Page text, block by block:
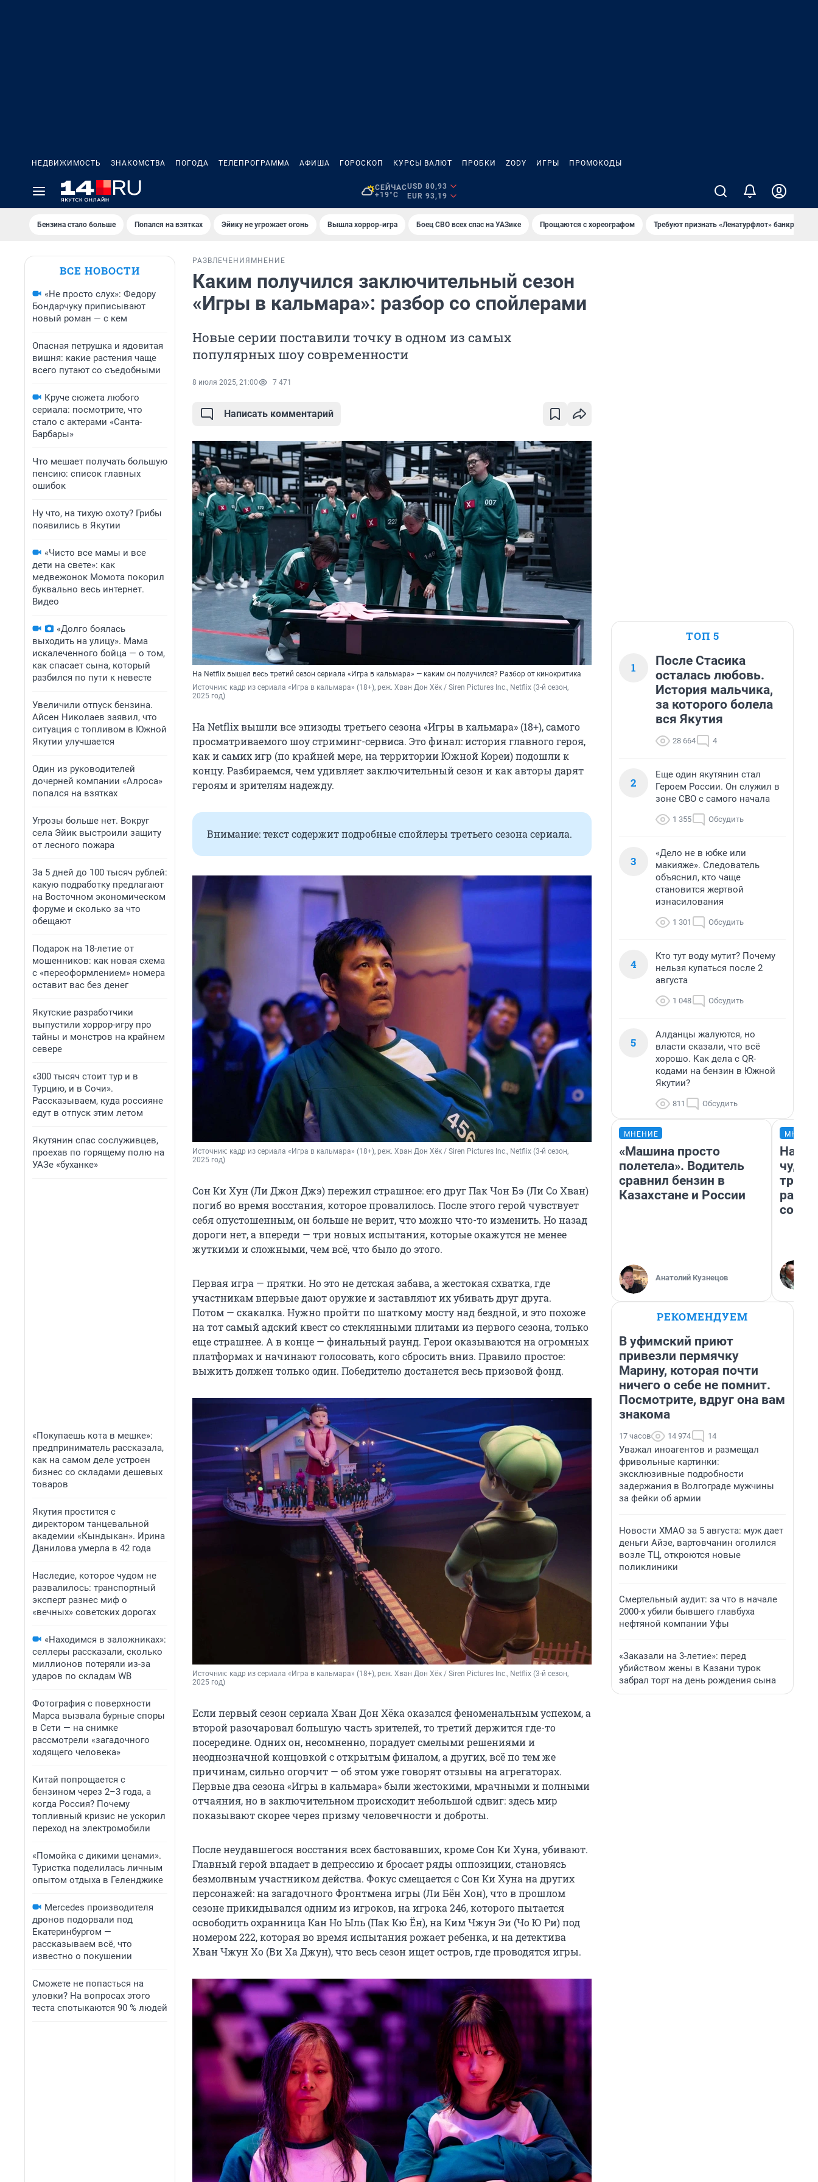
НЕДВИЖИМОСТЬ ЗНАКОМСТВА ПОГОДА ТЕЛЕПРОГРАММА АФИША ГОРОСКОП КУРСЫ ВАЛЮТ ПРОБКИ ZODY ИГРЫ ПРОМОКОДЫ
СЕЙЧАС
+19°C
USD 80,93
EUR 93,19
Бензина стало больше Попался на взятках Эйику не угрожает огонь Вышла хоррор-игра Боец СВО всех спас на УАЗике Прощаются с хореографом Требуют признать «Ленатурфлот» банкротом
ВСЕ НОВОСТИ
«Не просто слух»: Федору
Бондарчуку приписывают
новый роман — с кем
Опасная петрушка и ядовитая
вишня: какие растения чаще
всего путают со съедобными
Круче сюжета любого
сериала: посмотрите, что
стало с актерами «Санта-
Барбары»
Что мешает получать большую
пенсию: список главных
ошибок
Ну что, на тихую охоту? Грибы
появились в Якутии
«Чисто все мамы и все
дети на свете»: как
медвежонок Момота покорил
буквально весь интернет.
Видео
«Долго боялась
выходить на улицу». Мама
искалеченного бойца — о том,
как спасает сына, который
разбился по пути к невесте
Увеличили отпуск бензина.
Айсен Николаев заявил, что
ситуация с топливом в Южной
Якутии улучшается
Один из руководителей
дочерней компании «Алроса»
попался на взятках
Угрозы больше нет. Вокруг
села Эйик выстроили защиту
от лесного пожара
За 5 дней до 100 тысяч рублей:
какую подработку предлагают
на Восточном экономическом
форуме и сколько за что
обещают
Подарок на 18-летие от
мошенников: как новая схема
с «переоформлением» номера
оставит вас без денег
Якутские разработчики
выпустили хоррор-игру про
тайны и монстров на крайнем
севере
«300 тысяч стоит тур и в
Турцию, и в Сочи».
Рассказываем, куда россияне
едут в отпуск этим летом
Якутянин спас сослуживцев,
проехав по горящему полю на
УАЗе «буханке»
«Покупаешь кота в мешке»:
предприниматель рассказала,
как на самом деле устроен
бизнес со складами дешевых
товаров
Якутия простится с
директором танцевальной
академии «Кындыкан». Ирина
Данилова умерла в 42 года
Наследие, которое чудом не
развалилось: транспортный
эксперт разнес миф о
«вечных» советских дорогах
«Находимся в заложниках»:
селлеры рассказали, сколько
миллионов потеряли из-за
ударов по складам WB
Фотография с поверхности
Марса вызвала бурные споры
в Сети — на снимке
рассмотрели «загадочного
ходящего человека»
Китай попрощается с
бензином через 2–3 года, а
когда Россия? Почему
топливный кризис не ускорил
переход на электромобили
«Помойка с дикими ценами».
Туристка поделилась личным
опытом отдыха в Геленджике
Mercedes производителя
дронов подорвали под
Екатеринбургом —
рассказываем всё, что
известно о покушении
Сможете не попасться на
уловки? На вопросах этого
теста спотыкаются 90 % людей
РАЗВЛЕЧЕНИЯ МНЕНИЕ
Каким получился заключительный сезон
«Игры в кальмара»: разбор со спойлерами
Новые серии поставили точку в одном из самых
популярных шоу современности
8 июля 2025, 21:00 7 471
Написать комментарий
На Netflix вышел весь третий сезон сериала «Игра в кальмара» — каким он получился? Разбор от кинокритика
Источник: кадр из сериала «Игра в кальмара» (18+), реж. Хван Дон Хёк / Siren Pictures Inc., Netflix (3-й сезон,
2025 год)
На Netflix вышли все эпизоды третьего сезона «Игры в кальмара» (18+), самого
просматриваемого шоу стриминг-сервиса. Это финал: история главного героя,
как и самих игр (по крайней мере, на территории Южной Кореи) подошли к
концу. Разбираемся, чем удивляет заключительный сезон и как авторы дарят
героям и зрителям надежду.
Внимание: текст содержит подробные спойлеры третьего сезона сериала.
Источник: кадр из сериала «Игра в кальмара» (18+), реж. Хван Дон Хёк / Siren Pictures Inc., Netflix (3-й сезон,
2025 год)
Сон Ки Хун (Ли Джон Джэ) пережил страшное: его друг Пак Чон Бэ (Ли Со Хван)
погиб во время восстания, которое провалилось. После этого герой чувствует
себя опустошенным, он больше не верит, что можно что-то изменить. Но назад
дороги нет, а впереди — три новых испытания, которые окажутся не менее
жуткими и сложными, чем всё, что было до этого.
Первая игра — прятки. Но это не детская забава, а жестокая схватка, где
участникам впервые дают оружие и заставляют их убивать друг друга.
Потом — скакалка. Нужно пройти по шаткому мосту над бездной, и это похоже
на тот самый адский квест со стеклянными плитами из первого сезона, только
еще страшнее. А в конце — финальный раунд. Герои оказываются на огромных
платформах и начинают голосовать, кого сбросить вниз. Правило простое:
выжить должен только один. Победителю достанется весь призовой фонд.
Источник: кадр из сериала «Игра в кальмара» (18+), реж. Хван Дон Хёк / Siren Pictures Inc., Netflix (3-й сезон,
2025 год)
Если первый сезон сериала Хван Дон Хёка оказался феноменальным успехом, а
второй разочаровал большую часть зрителей, то третий держится где-то
посередине. Одних он, несомненно, порадует смелыми решениями и
неоднозначной концовкой с открытым финалом, а других, всё по тем же
причинам, сильно огорчит — об этом уже говорят отзывы на агрегаторах.
Первые два сезона «Игры в кальмара» были жестокими, мрачными и полными
отчаяния, но в заключительном происходит небольшой сдвиг: здесь мир
показывают скорее через призму человечности и доброты.
После неудавшегося восстания всех бастовавших, кроме Сон Ки Хуна, убивают.
Главный герой впадает в депрессию и бросает ряды оппозиции, становясь
безмолвным участником действа. Фокус смещается с Сон Ки Хуна на других
персонажей: на загадочного Фронтмена игры (Ли Бён Хон), что в прошлом
сезоне прикидывался одним из игроков, на игрока 246, которого пытается
освободить охранница Кан Но Ыль (Пак Кю Ён), на Ким Чжун Эи (Чо Ю Ри) под
номером 222, которая во время испытания рожает ребенка, и на детектива
Хван Чжун Хо (Ви Ха Джун), что весь сезон ищет остров, где проводятся игры.
ТОП 5
1
После Стасика
осталась любовь.
История мальчика,
за которого болела
вся Якутия
28 664 4
2
Еще один якутянин стал
Героем России. Он служил в
зоне СВО с самого начала
1 355 Обсудить
3
«Дело не в юбке или
макияже». Следователь
объяснил, кто чаще
становится жертвой
изнасилования
1 301 Обсудить
4
Кто тут воду мутит? Почему
нельзя купаться после 2
августа
1 048 Обсудить
5
Алданцы жалуются, но
власти сказали, что всё
хорошо. Как дела с QR-
кодами на бензин в Южной
Якутии?
811 Обсудить
МНЕНИЕ
«Машина просто
полетела». Водитель
сравнил бензин в
Казахстане и России
Анатолий Кузнецов
РЕКОМЕНДУЕМ
В уфимский приют
привезли пермячку
Марину, которая почти
ничего о себе не помнит.
Посмотрите, вдруг она вам
знакома
17 часов 14 974 14
Уважал иноагентов и размещал
фривольные картинки:
эксклюзивные подробности
задержания в Волгограде мужчины
за фейки об армии
Новости ХМАО за 5 августа: муж дает
деньги Айзе, вартовчанин оголился
возле ТЦ, откроются новые
поликлиники
Смертельный аудит: за что в начале
2000-х убили бывшего главбуха
нефтяной компании Уфы
«Заказали на 3-летие»: перед
убийством жены в Казани турок
забрал торт на день рождения сына